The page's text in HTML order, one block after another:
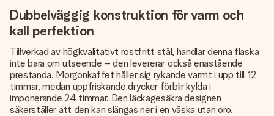
Dubbelväggig konstruktion för varm och
kall perfektion
Tillverkad av högkvalitativt rostfritt stål, handlar denna flaska
inte bara om utseende – den levererar också enastående
prestanda. Morgonkaffet håller sig rykande varmt i upp till 12
timmar, medan uppfriskande drycker förblir kylda i
imponerande 24 timmar. Den läckagesäkra designen
säkerställer att den kan slängas ner i en väska utan oro.